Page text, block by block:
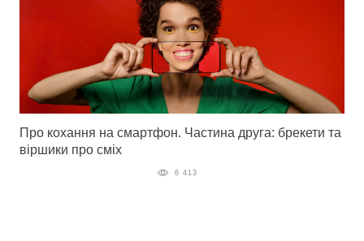
Про кохання на смартфон. Частина друга: брекети та
віршики про сміх
6 413